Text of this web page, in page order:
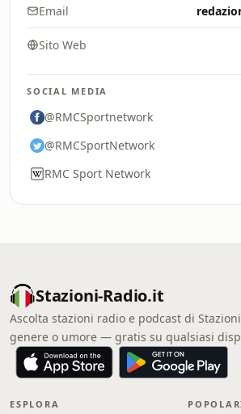
Email
Sito Web
SOCIAL MEDIA
@RMCSportnetwork
@RMCSportNetwork
RMC Sport Network
Stazioni-Radio.it
Ascolta stazioni radio e podcast di
genere o umore — gratis su qualsiasi
ESPLORA